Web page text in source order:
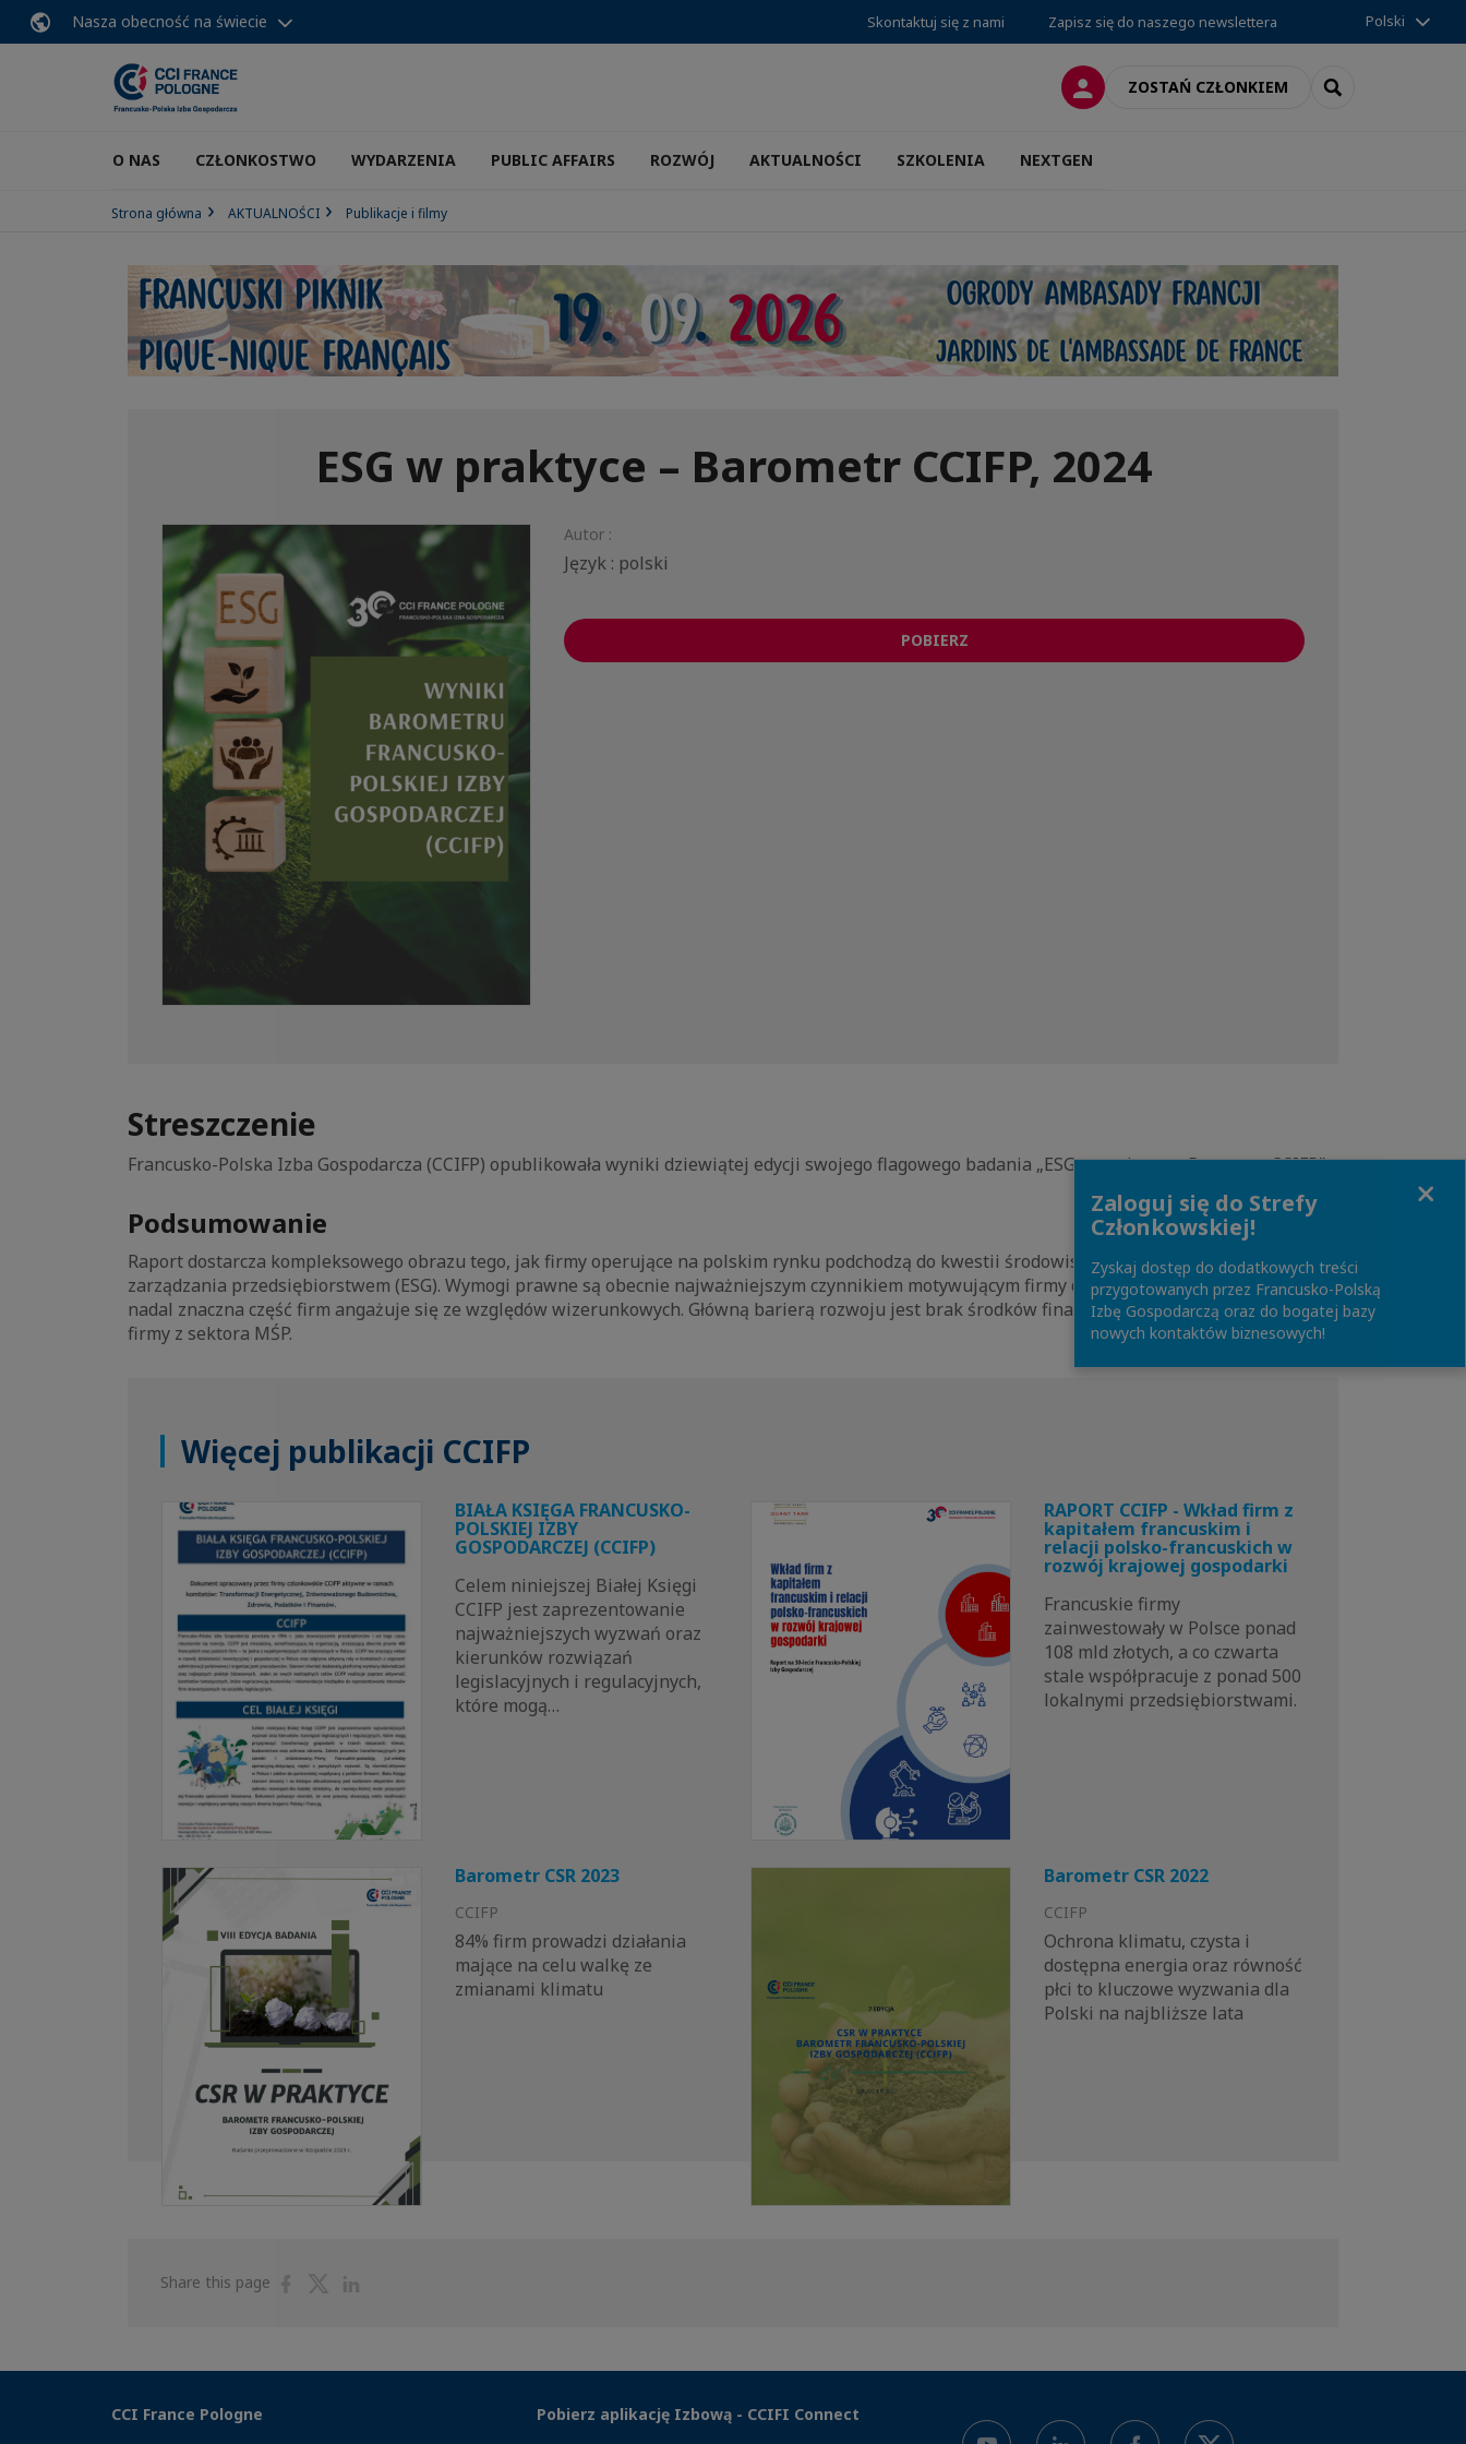
Nasza obecność na świecie Skontaktuj się z nami Zapisz się do naszego newslettera Polski
LOGOWANIEZOSTAŃ CZŁONKIEM SEARCH
O NAS CZŁONKOSTWO WYDARZENIA PUBLIC AFFAIRS ROZWÓJ AKTUALNOŚCI SZKOLENIA NEXTGEN
Strona główna AKTUALNOŚCI Publikacje i filmy
ESG w praktyce – Barometr CCIFP, 2024
Autor :
Język : polski
POBIERZ
Streszczenie
Francusko-Polska Izba Gospodarcza (CCIFP) opublikowała wyniki dziewiątej edycji swojego flagowego badania „ESG w praktyce – Barometr CCIFP”.
Podsumowanie
Raport dostarcza kompleksowego obrazu tego, jak firmy operujące na polskim rynku podchodzą do kwestii środowiskowych, społecznych i
zarządzania przedsiębiorstwem (ESG). Wymogi prawne są obecnie najważniejszym czynnikiem motywującym firmy do wdrażania działań ESG, choć
nadal znaczna część firm angażuje się ze względów wizerunkowych. Główną barierą rozwoju jest brak środków finansowych, co szczególnie dotyka
firmy z sektora MŚP.
Więcej publikacji CCIFP
BIAŁA KSIĘGA FRANCUSKO-
POLSKIEJ IZBY
GOSPODARCZEJ (CCIFP)
Celem niniejszej Białej Księgi
CCIFP jest zaprezentowanie
najważniejszych wyzwań oraz
kierunków rozwiązań
legislacyjnych i regulacyjnych,
które mogą…
RAPORT CCIFP - Wkład firm z
kapitałem francuskim i
relacji polsko-francuskich w
rozwój krajowej gospodarki
Francuskie firmy
zainwestowały w Polsce ponad
108 mld złotych, a co czwarta
stale współpracuje z ponad 500
lokalnymi przedsiębiorstwami.
Barometr CSR 2023
CCIFP
84% firm prowadzi działania
mające na celu walkę ze
zmianami klimatu
Barometr CSR 2022
CCIFP
Ochrona klimatu, czysta i
dostępna energia oraz równość
płci to kluczowe wyzwania dla
Polski na najbliższe lata
Share this page
ShareShare
CCI France Pologne Pobierz aplikację Izbową - CCIFI Connect
Zaloguj się do Strefy
Członkowskiej!
Zyskaj dostęp do dodatkowych treści
przygotowanych przez Francusko-Polską
Izbę Gospodarczą oraz do bogatej bazy
nowych kontaktów biznesowych!